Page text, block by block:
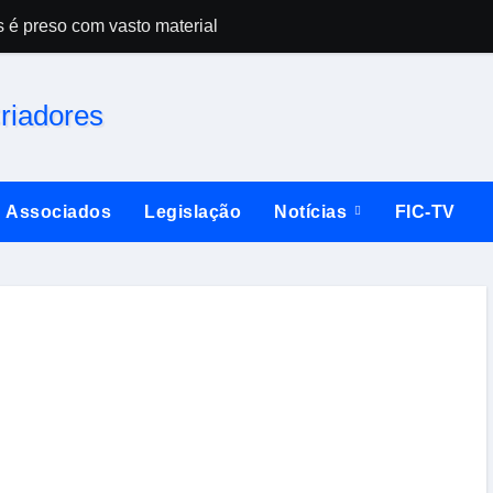
preso com vasto material
Imperatriz tem casa cheia
da Imperatriz e anuncia a maior temporada da sua
doméstico
enfrentada pelos criadores no Espírito Santo
Associados Legislação Notícias FIC-TV